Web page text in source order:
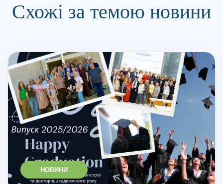
Схожі за темою новини
НОВИНИ